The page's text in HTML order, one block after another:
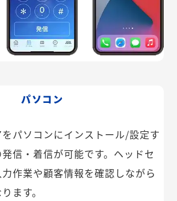
パソコン
パソコンにインストール/設定す
信・着信が可能です。ヘッドセ
作業や顧客情報を確認しながら
ます。